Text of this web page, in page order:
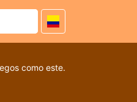
como este.